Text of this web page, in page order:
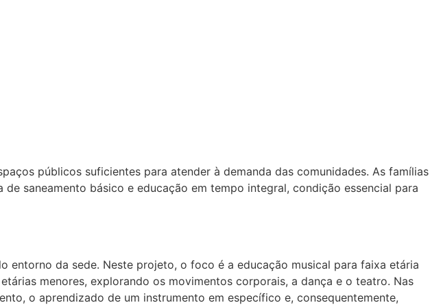
públicos suficientes para atender à demanda das comunidades. As famílias
saneamento básico e educação em tempo integral, condição essencial para
entorno da sede. Neste projeto, o foco é a educação musical para faixa etária
menores, explorando os movimentos corporais, a dança e o teatro. Nas
o aprendizado de um instrumento em específico e, consequentemente,